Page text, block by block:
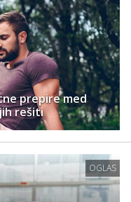
prepire med
rešiti
OGLAS